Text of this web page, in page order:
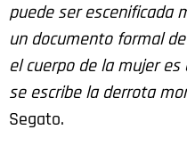
puede ser escenificada
un documento formal
el cuerpo de la mujer
se escribe la derrota
Segato.